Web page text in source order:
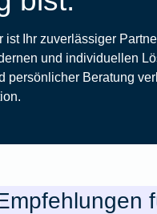
ist Ihr zuverlässiger
und individuellen
persönlicher Beratung